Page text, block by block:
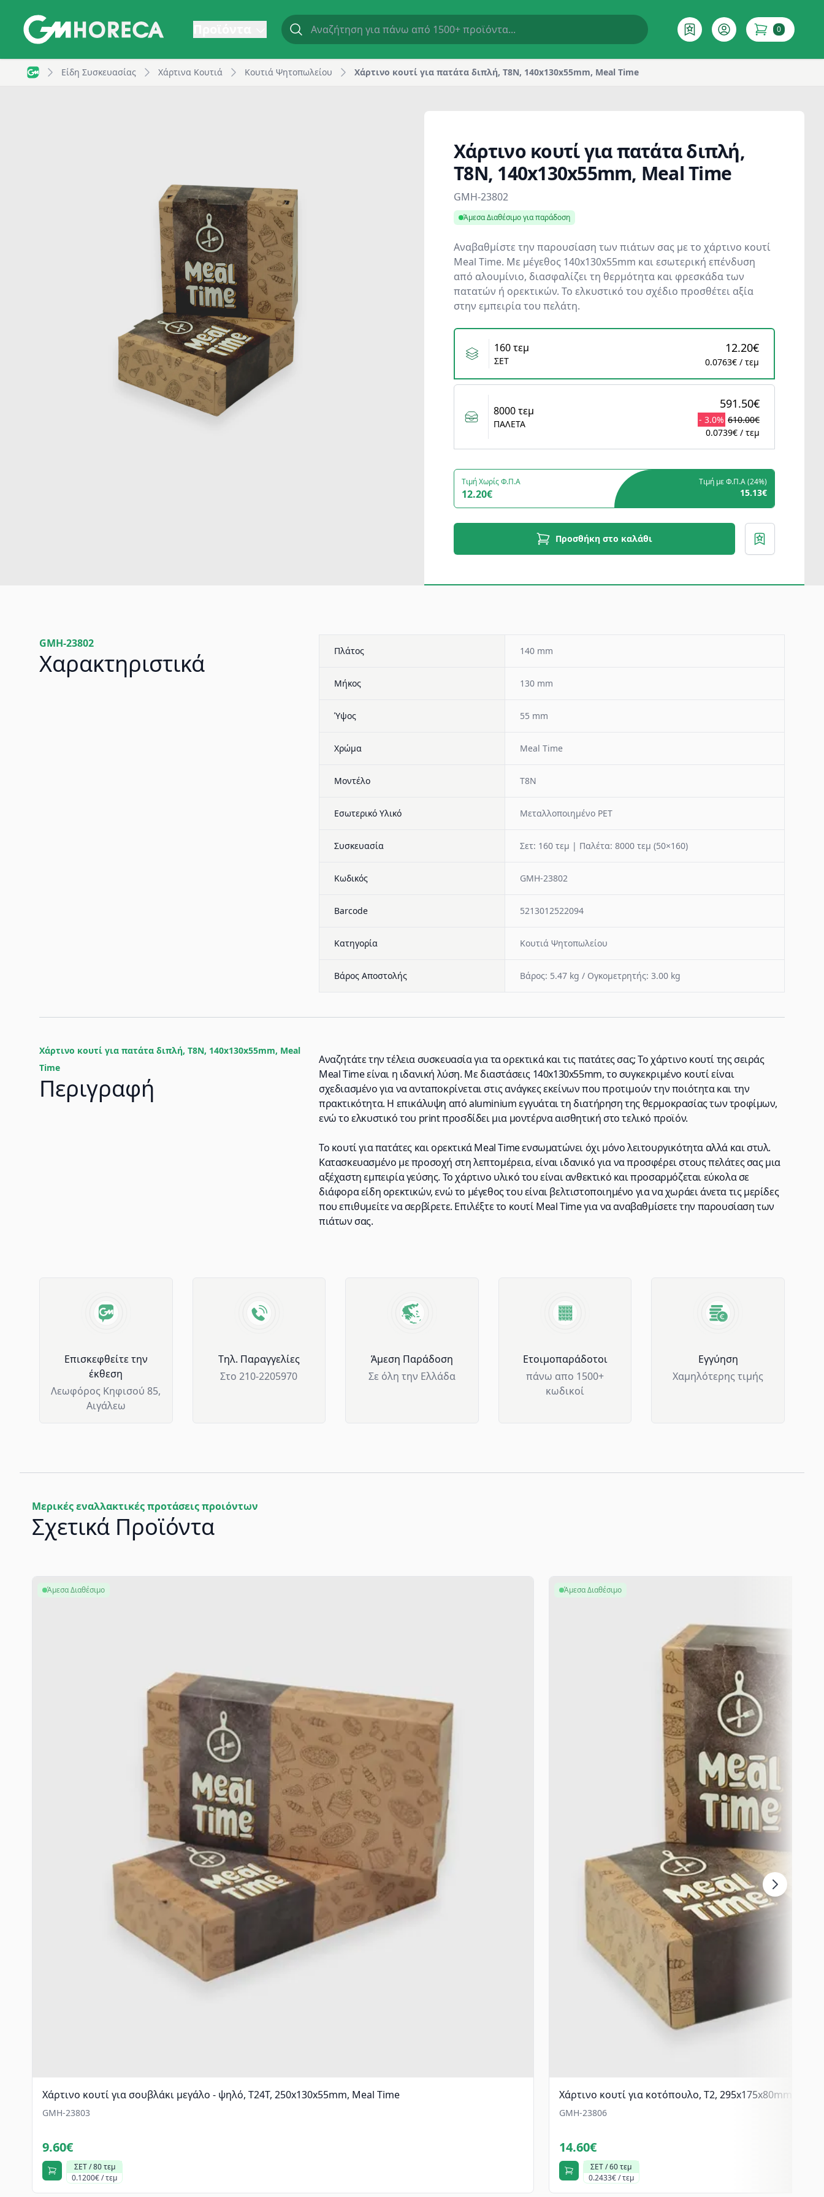
Χάρτινο κουτί για πατάτα διπλή, T8N, 140x130x55mm, Meal Time | GM Horeca ΕπιθυμητόAccount 0
items in cart
Είδη Συσκευασίας Χάρτινα Κουτιά Κουτιά Ψητοπωλείου Χάρτινο κουτί για πατάτα διπλή, T8N, 140x130x55mm, Meal Time
Χάρτινο κουτί για πατάτα διπλή,
T8N, 140x130x55mm, Meal Time
Product information
GMH-23802
Άμεσα Διαθέσιμο για παράδοση
Αναβαθμίστε την παρουσίαση των πιάτων σας με το χάρτινο κουτί
Meal Time. Με μέγεθος 140x130x55mm και εσωτερική επένδυση
από αλουμίνιο, διασφαλίζει τη θερμότητα και φρεσκάδα των
πατατών ή ορεκτικών. Το ελκυστικό του σχέδιο προσθέτει αξία
στην εμπειρία του πελάτη.
Variants
160 τεμ
ΣΕΤ
12.20€
0.0763€ / τεμ
8000 τεμ
ΠΑΛΕΤΑ
591.50€
- 3.0% 610.00€
0.0739€ / τεμ
Τιμή Χωρίς Φ.Π.Α
12.20€
Τιμή με Φ.Π.Α (24%)
15.13€
Προσθήκη στο καλάθι
GMH-23802
Χαρακτηριστικά Πλάτος 140 mm
Μήκος 130 mm
Ύψος 55 mm
Χρώμα Meal Time
Μοντέλο T8N
Εσωτερικό Υλικό Μεταλλοποιημένο PET
Συσκευασία Σετ: 160 τεμ | Παλέτα: 8000 τεμ (50×160)
Κωδικός GMH-23802
Barcode 5213012522094
Κατηγορία Κουτιά Ψητοπωλείου
Βάρος Αποστολής Βάρος: 5.47 kg / Ογκομετρητής: 3.00 kg
Χάρτινο κουτί για πατάτα διπλή, T8N, 140x130x55mm, Meal
Time
Περιγραφή
Αναζητάτε την τέλεια συσκευασία για τα ορεκτικά και τις πατάτες σας; Το χάρτινο κουτί της σειράς
Meal Time είναι η ιδανική λύση. Με διαστάσεις 140x130x55mm, το συγκεκριμένο κουτί είναι
σχεδιασμένο για να ανταποκρίνεται στις ανάγκες εκείνων που προτιμούν την ποιότητα και την
πρακτικότητα. Η επικάλυψη από aluminium εγγυάται τη διατήρηση της θερμοκρασίας των τροφίμων,
ενώ το ελκυστικό του print προσδίδει μια μοντέρνα αισθητική στο τελικό προϊόν.
Το κουτί για πατάτες και ορεκτικά Meal Time ενσωματώνει όχι μόνο λειτουργικότητα αλλά και στυλ.
Κατασκευασμένο με προσοχή στη λεπτομέρεια, είναι ιδανικό για να προσφέρει στους πελάτες σας μια
αξέχαστη εμπειρία γεύσης. Το χάρτινο υλικό του είναι ανθεκτικό και προσαρμόζεται εύκολα σε
διάφορα είδη ορεκτικών, ενώ το μέγεθος του είναι βελτιστοποιημένο για να χωράει άνετα τις μερίδες
που επιθυμείτε να σερβίρετε. Επιλέξτε το κουτί Meal Time για να αναβαθμίσετε την παρουσίαση των
πιάτων σας.
Επισκεφθείτε την
έκθεση
Λεωφόρος Κηφισού 85,
Αιγάλεω
Tηλ. Παραγγελίες
Στο 210-2205970
Άμεση Παράδοση
Σε όλη την Ελλάδα
Ετοιμοπαράδοτοι
πάνω απο 1500+
κωδικοί
Eγγύηση
Χαμηλότερης τιμής
Μερικές εναλλακτικές προτάσεις προιόντων
Σχετικά Προϊόντα
Χάρτινο κουτί για σουβλάκι μεγάλο - ψηλό, T24T, 250x130x55mm, Meal Time
GMH-23803
9.60€
ΣΕΤ / 80 τεμ
0.1200€ / τεμ
Άμεσα Διαθέσιμο
Χάρτινο κουτί για κοτόπουλο, T2, 295x175x80mm, Meal
GMH-23806
14.60€
ΣΕΤ / 60 τεμ
0.2433€ / τεμ
Άμεσα Διαθέσιμο